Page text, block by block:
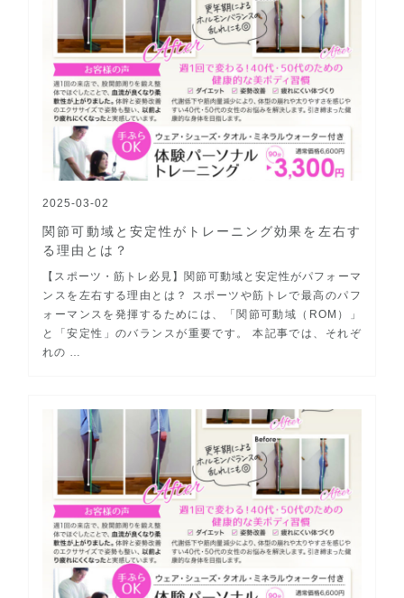
2025-03-02
関節可動域と安定性がトレーニング効果を左右す
る理由とは？
【スポーツ・筋トレ必見】関節可動域と安定性がパフォーマ
ンスを左右する理由とは？ スポーツや筋トレで最高のパフ
ォーマンスを発揮するためには、「関節可動域（ROM）」
と「安定性」のバランスが重要です。 本記事では、それぞ
れの …